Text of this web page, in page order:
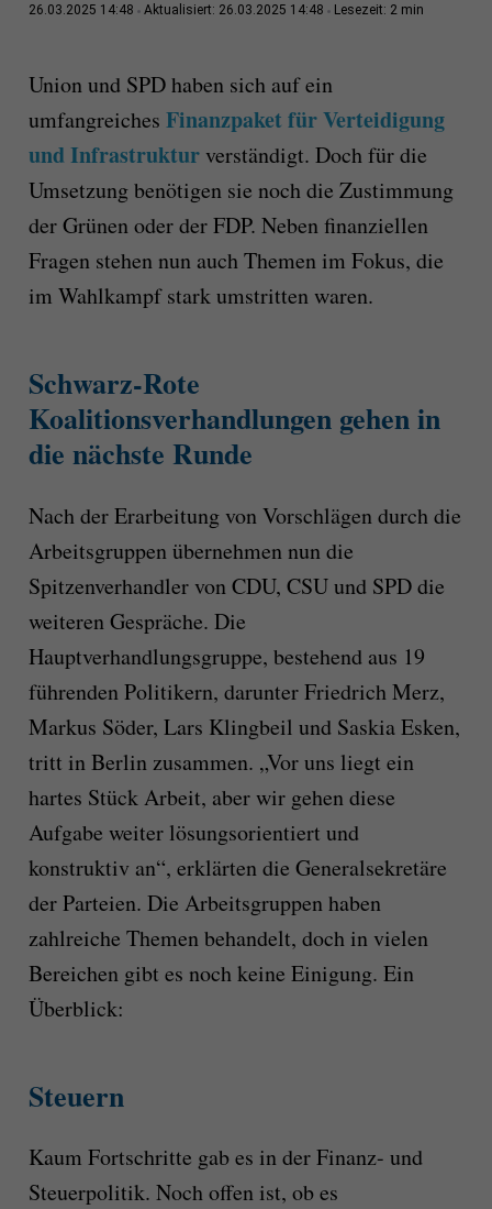
26.03.2025 14:48 Aktualisiert: 26.03.2025 14:48 Lesezeit: 2 min
Union und SPD haben sich auf ein
umfangreiches Finanzpaket für Verteidigung
und Infrastrukturverständigt. Doch für die
Umsetzung benötigen sie noch die Zustimmung
der Grünen oder der FDP. Neben finanziellen
Fragen stehen nun auch Themen im Fokus, die
im Wahlkampf stark umstritten waren.
Schwarz-Rote
Koalitionsverhandlungen gehen in
die nächste Runde
Nach der Erarbeitung von Vorschlägen durch die
Arbeitsgruppen übernehmen nun die
Spitzenverhandler von CDU, CSU und SPD die
weiteren Gespräche. Die
Hauptverhandlungsgruppe, bestehend aus 19
führenden Politikern, darunter Friedrich Merz,
Markus Söder, Lars Klingbeil und Saskia Esken,
tritt in Berlin zusammen. „Vor uns liegt ein
hartes Stück Arbeit, aber wir gehen diese
Aufgabe weiter lösungsorientiert und
konstruktiv an“, erklärten die Generalsekretäre
der Parteien. Die Arbeitsgruppen haben
zahlreiche Themen behandelt, doch in vielen
Bereichen gibt es noch keine Einigung. Ein
Überblick:
Steuern
Kaum Fortschritte gab es in der Finanz- und
Steuerpolitik. Noch offen ist, ob es